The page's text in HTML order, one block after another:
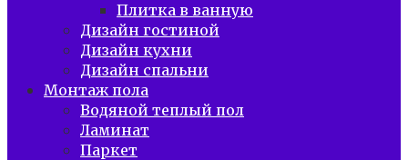
Плитка в ванную
Дизайн гостиной
Дизайн кухни
Дизайн спальни
Монтаж пола
Водяной теплый пол
Ламинат
Паркет